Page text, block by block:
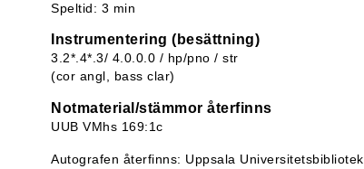
Speltid: 3 min
Instrumentering (besättning)
3.2*.4*.3/ 4.0.0.0 / hp/pno / str
(cor angl, bass clar)
Notmaterial/stämmor återfinns
UUB VMhs 169:1c
Autografen återfinns: Uppsala Universitetsbibliotek